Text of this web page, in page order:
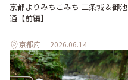
京都よりみちこみち 二条城＆御池
通【前編】
京都府 2026.06.14